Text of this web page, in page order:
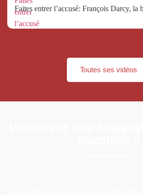
Faites entrer l’accusé: François Darcy, la
Toutes ses vidéos